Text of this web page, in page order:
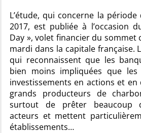
L’étude, qui concerne la
2017, est publiée à l’occasion
Day », volet financier du sommet
mardi dans la capitale française.
qui reconnaissent que les
bien moins impliquées que les
investissements en actions et
grands producteurs de
surtout de prêter beaucoup
acteurs et mettent
établissements…